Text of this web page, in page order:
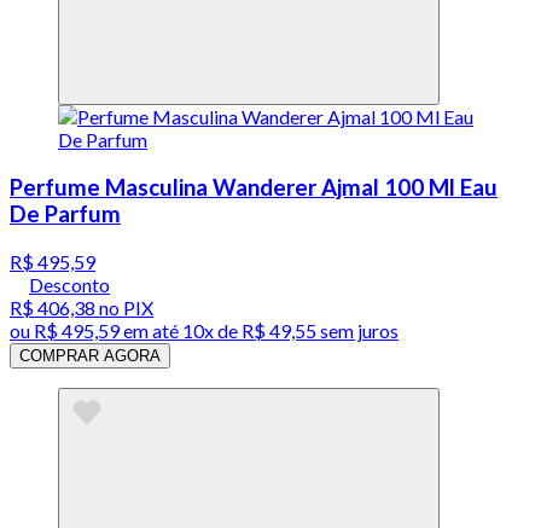
Perfume Masculina Wanderer Ajmal 100 Ml Eau
De Parfum
R$ 495,59
Desconto
R$ 406,38 no PIX
ou R$ 495,59em até 10x de R$ 49,55 sem juros
COMPRAR AGORA